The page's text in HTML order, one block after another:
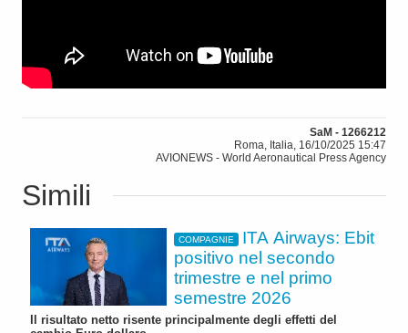
SaM - 1266212
Roma, Italia, 16/10/2025 15:47
AVIONEWS - World Aeronautical Press Agency
Simili
COMPAGNIE
ITA Airways: Ebit
positivo nel secondo
trimestre e nel primo
semestre 2026
Il risultato netto risente principalmente degli effetti del